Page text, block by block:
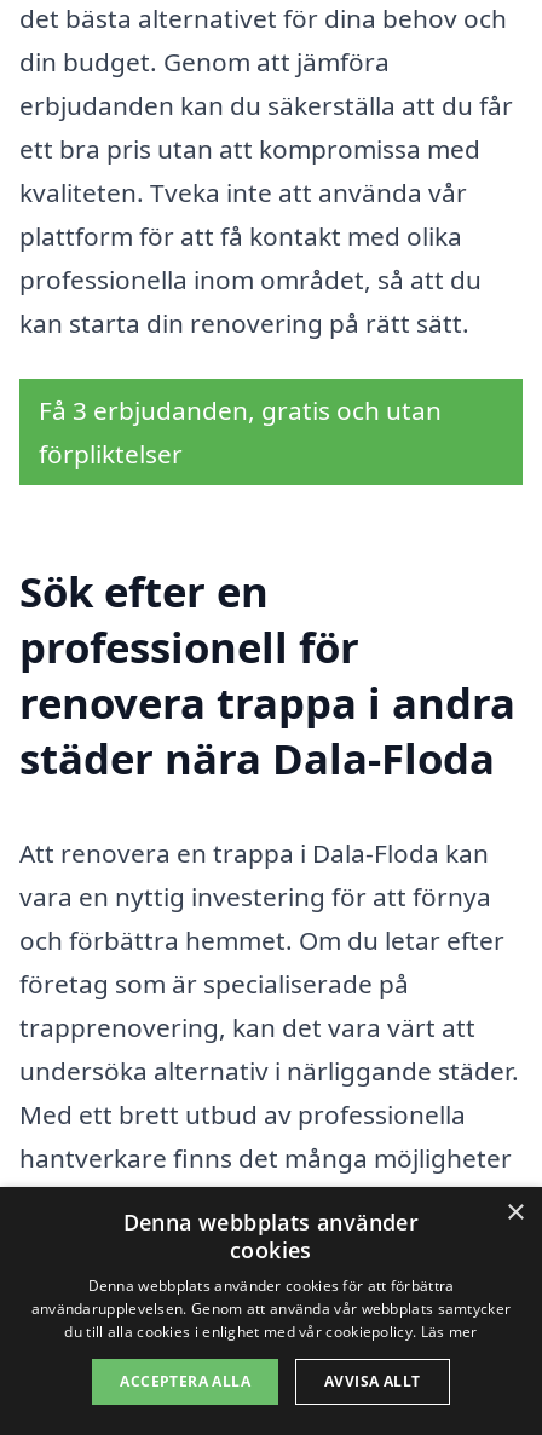
det bästa alternativet för dina behov och
din budget. Genom att jämföra
erbjudanden kan du säkerställa att du får
ett bra pris utan att kompromissa med
kvaliteten. Tveka inte att använda vår
plattform för att få kontakt med olika
professionella inom området, så att du
kan starta din renovering på rätt sätt.
Få 3 erbjudanden, gratis och utan
förpliktelser
Sök efter en
professionell för
renovera trappa i andra
städer nära Dala-Floda
Att renovera en trappa i Dala-Floda kan
vara en nyttig investering för att förnya
och förbättra hemmet. Om du letar efter
företag som är specialiserade på
trapprenovering, kan det vara värt att
undersöka alternativ i närliggande städer.
Med ett brett utbud av professionella
hantverkare finns det många möjligheter
Några av de omkringliggande städerna
där du kan hitta experter inom
trapprenovering inkluderar:
×
Denna webbplats använder
cookies
Denna webbplats använder cookies för att förbättra
användarupplevelsen. Genom att använda vår webbplats samtycker
du till alla cookies i enlighet med vår cookiepolicy. Läs mer
ACCEPTERA ALLA AVVISA ALLT